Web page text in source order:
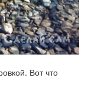
Вот что